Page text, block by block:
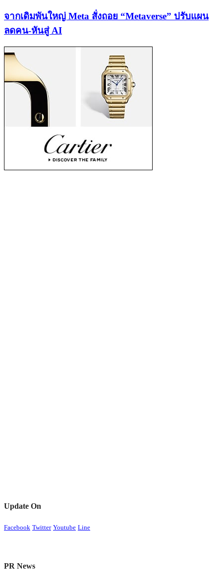
จากเดิมพันใหญ่ Meta สั่งถอย “Metaverse” ปรับแผน
ลดคน-หันสู่ AI
Update On
Facebook Twitter Youtube Line
PR News